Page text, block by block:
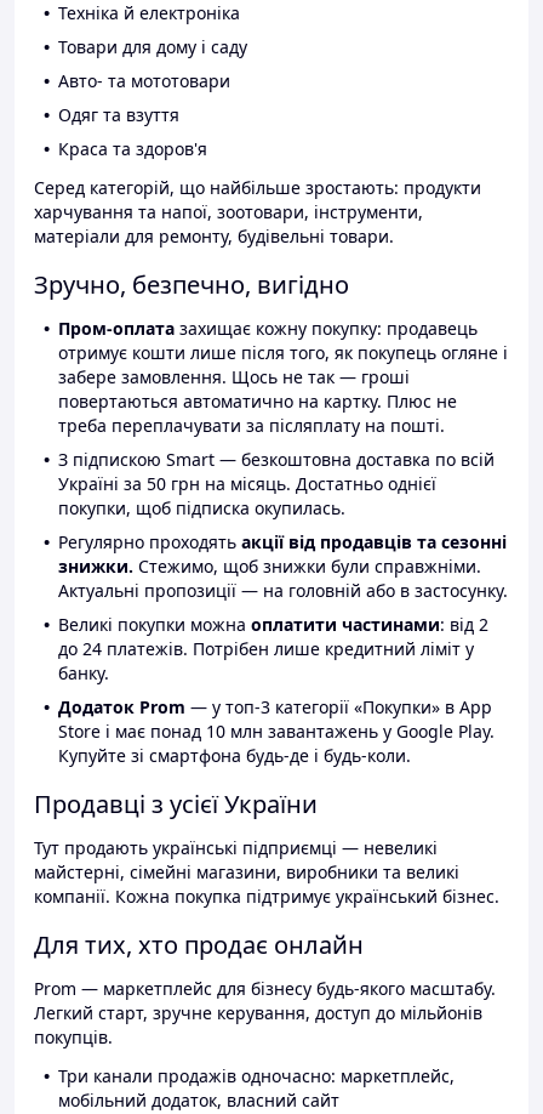
Техніка й електроніка
Товари для дому і саду
Авто- та мототовари
Одяг та взуття
Краса та здоров'я
Серед категорій, що найбільше зростають: продукти
харчування та напої, зоотовари, інструменти,
матеріали для ремонту, будівельні товари.
Зручно, безпечно, вигідно
Пром-оплата захищає кожну покупку: продавець
отримує кошти лише після того, як покупець огляне і
забере замовлення. Щось не так — гроші
повертаються автоматично на картку. Плюс не
треба переплачувати за післяплату на пошті.
З підпискою Smart — безкоштовна доставка по всій
Україні за 50 грн на місяць. Достатньо однієї
покупки, щоб підписка окупилась.
Регулярно проходять акції від продавців та сезонні
знижки. Стежимо, щоб знижки були справжніми.
Актуальні пропозиції — на головній або в застосунку.
Великі покупки можна оплатити частинами: від 2
до 24 платежів. Потрібен лише кредитний ліміт у
банку.
Додаток Prom — у топ-3 категорії «Покупки» в App
Store і має понад 10 млн завантажень у Google Play.
Купуйте зі смартфона будь-де і будь-коли.
Продавці з усієї України
Тут продають українські підприємці — невеликі
майстерні, сімейні магазини, виробники та великі
компанії. Кожна покупка підтримує український бізнес.
Для тих, хто продає онлайн
Prom — маркетплейс для бізнесу будь-якого масштабу.
Легкий старт, зручне керування, доступ до мільйонів
покупців.
Три канали продажів одночасно: маркетплейс,
мобільний додаток, власний сайт